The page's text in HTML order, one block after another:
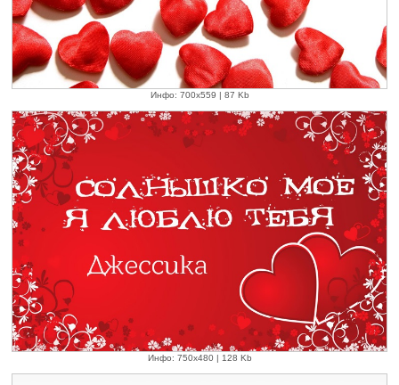
Инфо: 700х559 | 87 Kb
Инфо: 750х480 | 128 Kb